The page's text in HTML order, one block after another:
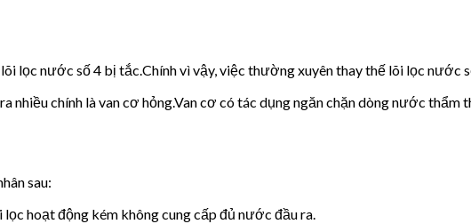
lọc nước số 4 bị tắc.Chính vì vậy, việc thường xuyên thay thế lõi lọc nước
nhiều chính là van cơ hỏng.Van cơ có tác dụng ngăn chặn dòng nước thẩm
sau:
hoạt động kém không cung cấp đủ nước đầu ra.